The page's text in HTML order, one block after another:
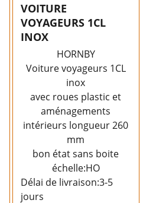
VOITURE
VOYAGEURS 1CL
INOX
HORNBY
Voiture voyageurs 1CL
inox
avec roues plastic et
aménagements
intérieurs longueur 260
mm
bon état sans boite
échelle:HO
Délai de livraison:3-5
jours